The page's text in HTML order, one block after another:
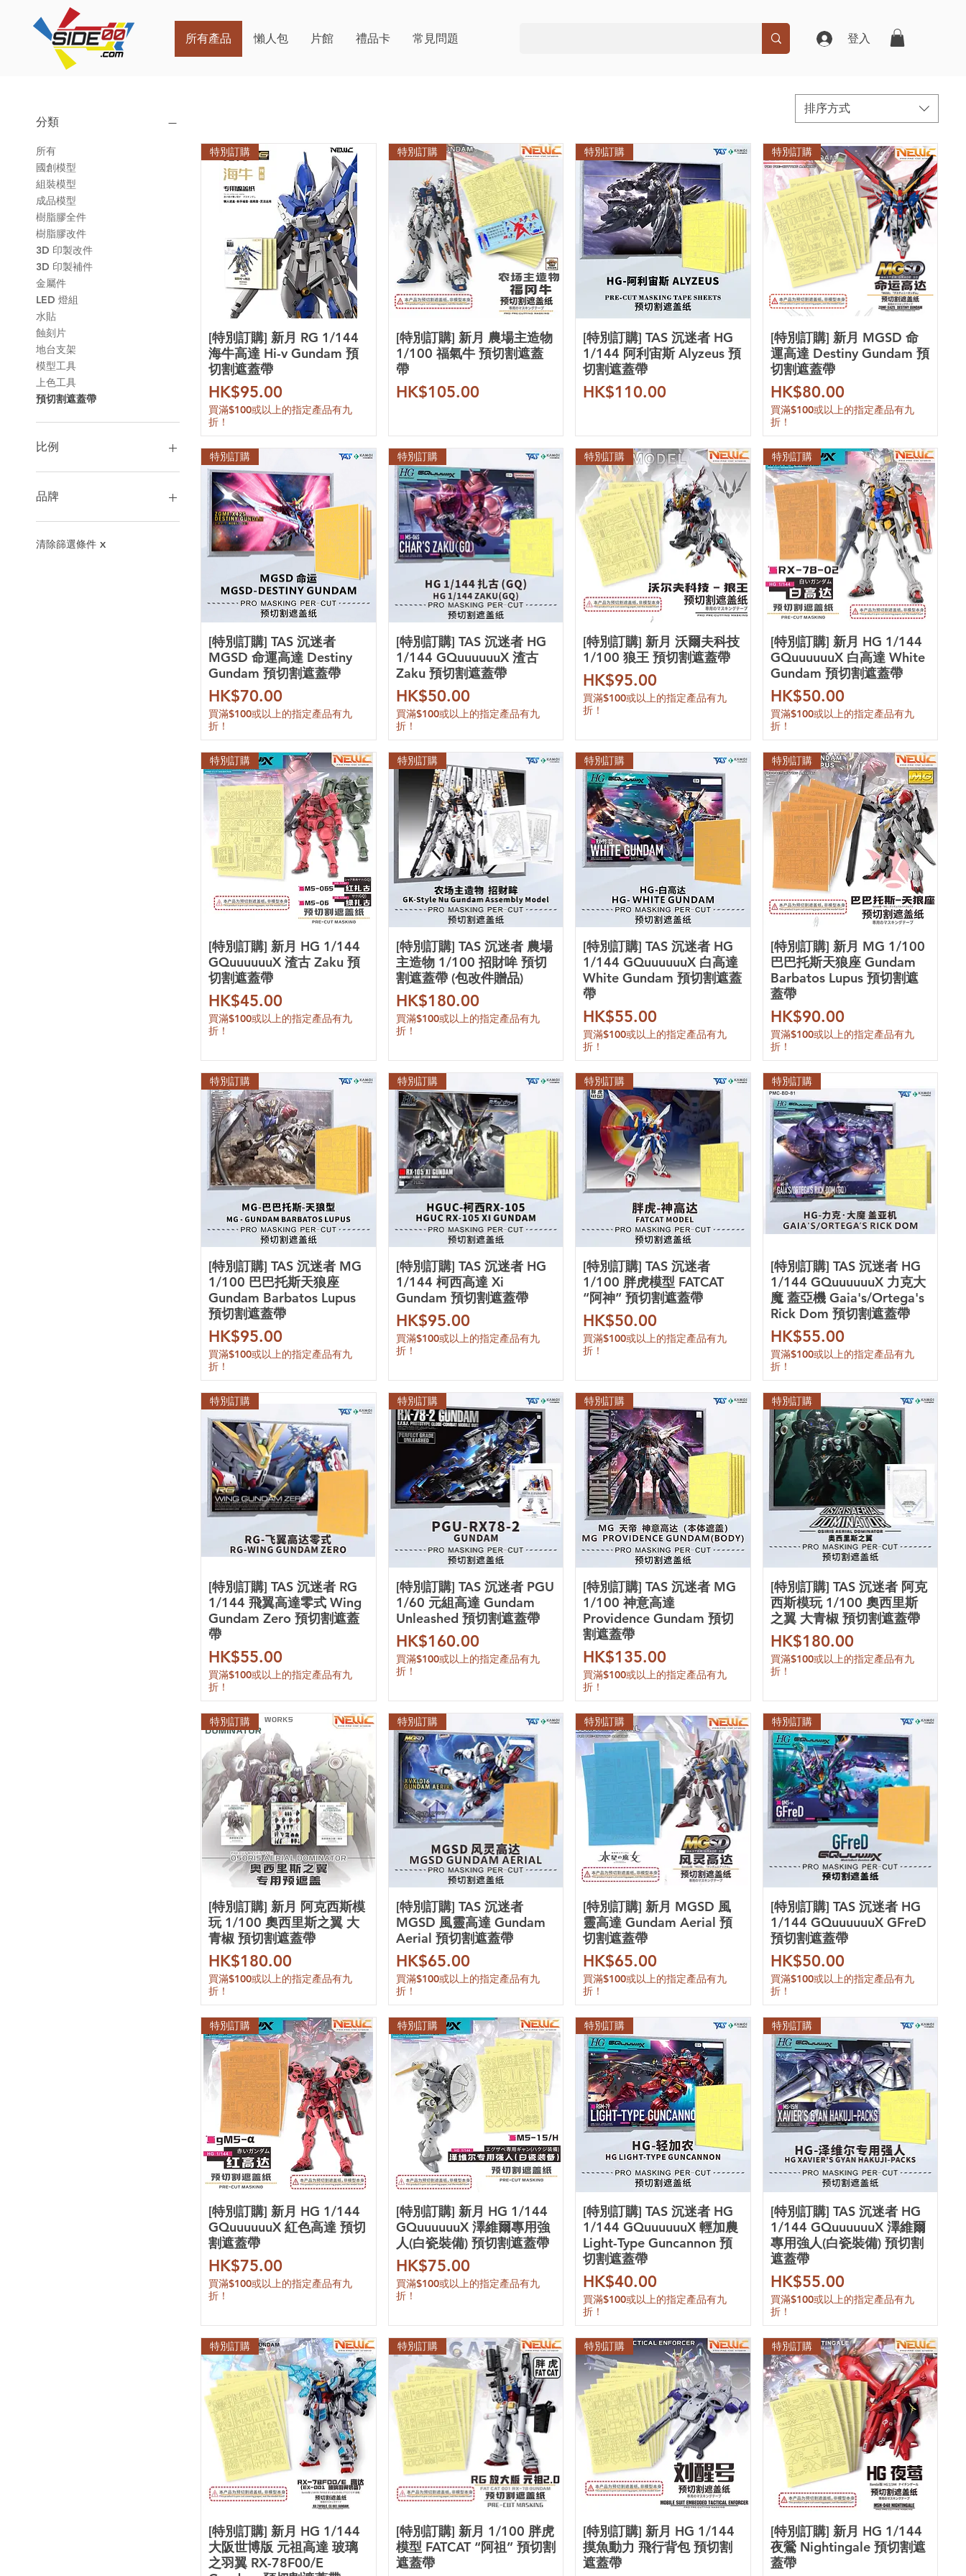
所有產品 懶人包 片館 禮品卡 常見問題 登入
分類
所有
國創模型
組裝模型
成品模型
樹脂膠全件
樹脂膠改件
3D 印製改件
3D 印製補件
金屬件
LED 燈組
水貼
蝕刻片
地台支架
模型工具
上色工具
預切割遮蓋帶
比例
1/35
1/48
1/60
1/72
品牌
萬代
財喵喵
清除篩選條件 X
排序方式
特別訂購
[特別訂購] 新月 RG 1/144
海牛高達 Hi-v Gundam 預
切割遮蓋帶
價格
HK$95.00
買滿$100或以上的指定產品有九
折！
特別訂購
[特別訂購] 新月 農場主造物
1/100 福氣牛 預切割遮蓋
帶
價格
HK$105.00
特別訂購
[特別訂購] TAS 沉迷者 HG
1/144 阿利宙斯 Alyzeus 預
切割遮蓋帶
價格
HK$110.00
特別訂購
[特別訂購] 新月 MGSD 命
運高達 Destiny Gundam 預
切割遮蓋帶
價格
HK$80.00
買滿$100或以上的指定產品有九
折！
特別訂購
[特別訂購] TAS 沉迷者
MGSD 命運高達 Destiny
Gundam 預切割遮蓋帶
價格
HK$70.00
買滿$100或以上的指定產品有九
折！
特別訂購
[特別訂購] TAS 沉迷者 HG
1/144 GQuuuuuuX 渣古
Zaku 預切割遮蓋帶
價格
HK$50.00
買滿$100或以上的指定產品有九
折！
特別訂購
[特別訂購] 新月 沃爾夫科技
1/100 狼王 預切割遮蓋帶
價格
HK$95.00
買滿$100或以上的指定產品有九
折！
特別訂購
[特別訂購] 新月 HG 1/144
GQuuuuuuX 白高達 White
Gundam 預切割遮蓋帶
價格
HK$50.00
買滿$100或以上的指定產品有九
折！
特別訂購
[特別訂購] 新月 HG 1/144
GQuuuuuuX 渣古 Zaku 預
切割遮蓋帶
價格
HK$45.00
買滿$100或以上的指定產品有九
折！
特別訂購
[特別訂購] TAS 沉迷者 農場
主造物 1/100 招財哞 預切
割遮蓋帶 (包改件贈品)
價格
HK$180.00
買滿$100或以上的指定產品有九
折！
特別訂購
[特別訂購] TAS 沉迷者 HG
1/144 GQuuuuuuX 白高達
White Gundam 預切割遮蓋
帶
價格
HK$55.00
買滿$100或以上的指定產品有九
折！
特別訂購
[特別訂購] 新月 MG 1/100
巴巴托斯天狼座 Gundam
Barbatos Lupus 預切割遮
蓋帶
價格
HK$90.00
買滿$100或以上的指定產品有九
折！
特別訂購
[特別訂購] TAS 沉迷者 MG
1/100 巴巴托斯天狼座
Gundam Barbatos Lupus
預切割遮蓋帶
價格
HK$95.00
買滿$100或以上的指定產品有九
折！
特別訂購
[特別訂購] TAS 沉迷者 HG
1/144 柯西高達 Xi
Gundam 預切割遮蓋帶
價格
HK$95.00
買滿$100或以上的指定產品有九
折！
特別訂購
[特別訂購] TAS 沉迷者
1/100 胖虎模型 FATCAT
“阿神” 預切割遮蓋帶
價格
HK$50.00
買滿$100或以上的指定產品有九
折！
特別訂購
[特別訂購] TAS 沉迷者 HG
1/144 GQuuuuuuX 力克大
魔 蓋亞機 Gaia's/Ortega's
Rick Dom 預切割遮蓋帶
價格
HK$55.00
買滿$100或以上的指定產品有九
折！
特別訂購
[特別訂購] TAS 沉迷者 RG
1/144 飛翼高達零式 Wing
Gundam Zero 預切割遮蓋
帶
價格
HK$55.00
買滿$100或以上的指定產品有九
折！
特別訂購
[特別訂購] TAS 沉迷者 PGU
1/60 元組高達 Gundam
Unleashed 預切割遮蓋帶
價格
HK$160.00
買滿$100或以上的指定產品有九
折！
特別訂購
[特別訂購] TAS 沉迷者 MG
1/100 神意高達
Providence Gundam 預切
割遮蓋帶
價格
HK$135.00
買滿$100或以上的指定產品有九
折！
特別訂購
[特別訂購] TAS 沉迷者 阿克
西斯模玩 1/100 奧西里斯
之翼 大青椒 預切割遮蓋帶
價格
HK$180.00
買滿$100或以上的指定產品有九
折！
特別訂購
[特別訂購] 新月 阿克西斯模
玩 1/100 奧西里斯之翼 大
青椒 預切割遮蓋帶
價格
HK$180.00
買滿$100或以上的指定產品有九
折！
特別訂購
[特別訂購] TAS 沉迷者
MGSD 風靈高達 Gundam
Aerial 預切割遮蓋帶
價格
HK$65.00
買滿$100或以上的指定產品有九
折！
特別訂購
[特別訂購] 新月 MGSD 風
靈高達 Gundam Aerial 預
切割遮蓋帶
價格
HK$65.00
買滿$100或以上的指定產品有九
折！
特別訂購
[特別訂購] TAS 沉迷者 HG
1/144 GQuuuuuuX GFreD
預切割遮蓋帶
價格
HK$50.00
買滿$100或以上的指定產品有九
折！
特別訂購
[特別訂購] 新月 HG 1/144
GQuuuuuuX 紅色高達 預切
割遮蓋帶
價格
HK$75.00
買滿$100或以上的指定產品有九
折！
特別訂購
[特別訂購] 新月 HG 1/144
GQuuuuuuX 澤維爾專用強
人(白瓷裝備) 預切割遮蓋帶
價格
HK$75.00
買滿$100或以上的指定產品有九
折！
特別訂購
[特別訂購] TAS 沉迷者 HG
1/144 GQuuuuuuX 輕加農
Light-Type Guncannon 預
切割遮蓋帶
價格
HK$40.00
買滿$100或以上的指定產品有九
折！
特別訂購
[特別訂購] TAS 沉迷者 HG
1/144 GQuuuuuuX 澤維爾
專用強人(白瓷裝備) 預切割
遮蓋帶
價格
HK$55.00
買滿$100或以上的指定產品有九
折！
特別訂購
[特別訂購] 新月 HG 1/144
大阪世博版 元祖高達 玻璃
之羽翼 RX-78F00/E
特別訂購
[特別訂購] 新月 1/100 胖虎
模型 FATCAT “阿祖” 預切割
遮蓋帶
特別訂購
[特別訂購] 新月 HG 1/144
摸魚動力 飛行背包 預切割
遮蓋帶
特別訂購
[特別訂購] 新月 HG 1/144
夜鶯 Nightingale 預切割遮
蓋帶